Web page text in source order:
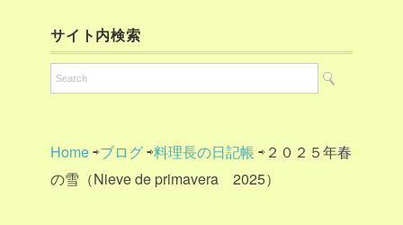
サイト内検索
Home⇨ブログ⇨料理長の日記帳 ⇨２０２５年春
の雪（Nieve de primavera 2025）